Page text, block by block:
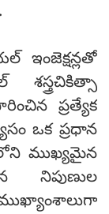
ఇంజెక్షన్లతో
ప్రత్యేక
ఒక ప్రధాన
ముఖ్యమైన
నిపుణుల